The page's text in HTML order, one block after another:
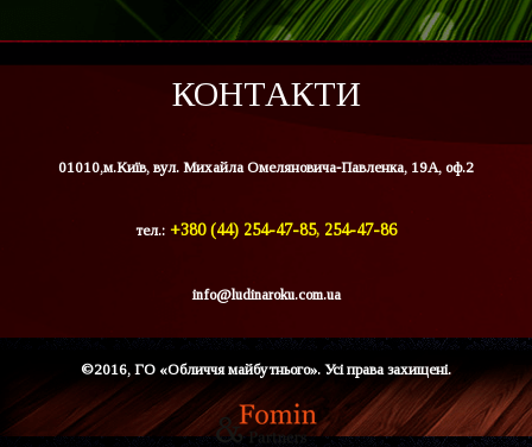
КОНТАКТИ
01010,м.Київ, вул. Михайла Омеляновича-Павленка, 19А, оф.2
тел.: +380 (44) 254-47-85, 254-47-86
info@ludinaroku.com.ua
©2016, ГО «Обличчя майбутнього». Усі права захищені.